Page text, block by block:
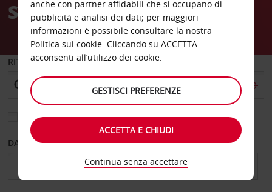
Springs
RITIRO DA
Scegli una località di riconsegna diversa
DAL GIORNO AL GIORNO
anche con partner affidabili che si occupano di
pubblicità e analisi dei dati; per maggiori
informazioni è possibile consultare la nostra
Politica sui cookie. Cliccando su ACCETTA
acconsenti all’utilizzo dei cookie.
GESTISCI PREFERENZE
ACCETTA E CHIUDI
Continua senza accettare